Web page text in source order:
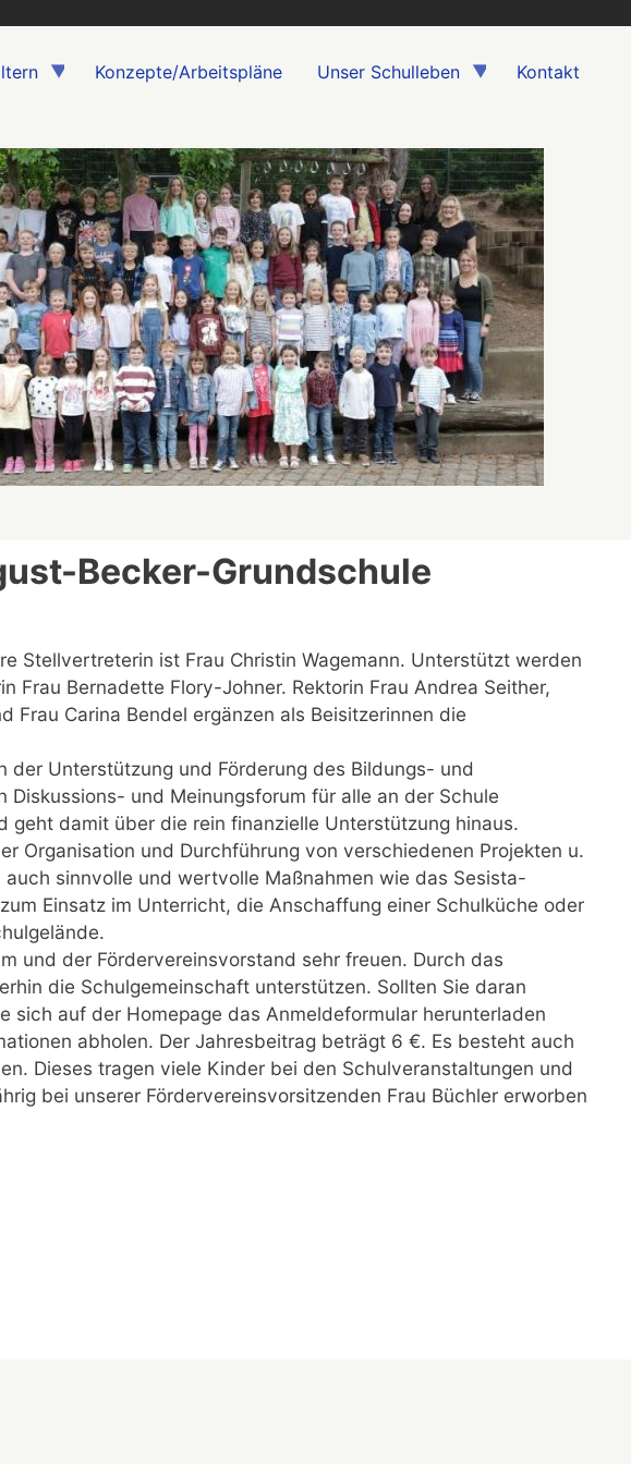
Konzepte/Arbeitspläne Unser Schulleben
Kontakt
Becker-Grundschule
Stellvertreterin ist Frau Christin Wagemann. Unterstützt werden
Frau Bernadette Flory-Johner. Rektorin Frau Andrea Seither,
Frau Carina Bendel ergänzen als Beisitzerinnen die
Unterstützung und Förderung des Bildungs- und
und Meinungsforum für alle an der Schule
geht damit über die rein finanzielle Unterstützung hinaus.
Organisation und Durchführung von verschiedenen Projekten u.
sinnvolle und wertvolle Maßnahmen wie das Sesista-
Einsatz im Unterricht, die Anschaffung einer Schulküche oder
und der Fördervereinsvorstand sehr freuen. Durch das
die Schulgemeinschaft unterstützen. Sollten Sie daran
auf der Homepage das Anmeldeformular herunterladen
abholen. Der Jahresbeitrag beträgt 6 €. Es besteht auch
Dieses tragen viele Kinder bei den Schulveranstaltungen und
bei unserer Fördervereinsvorsitzenden Frau Büchler erworben